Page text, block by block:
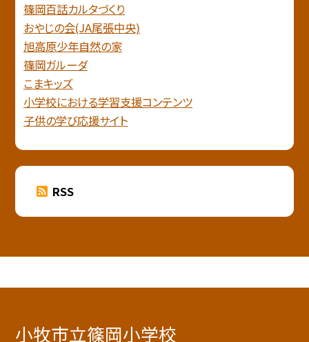
篠岡百話カルタづくり
おやじの会(JA尾張中央)
旭高原少年自然の家
篠岡ガルーダ
こまキッズ
小学校における学習支援コンテンツ
子供の学び応援サイト
RSS
小牧市立篠岡小学校